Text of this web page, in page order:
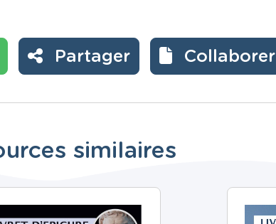
Partager Collaborer
similaires